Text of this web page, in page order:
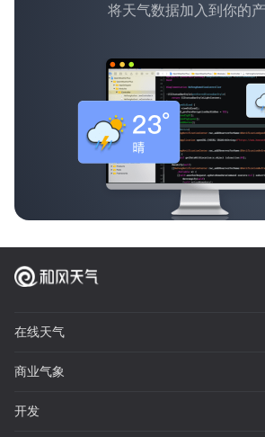
将天气数据加入到你的
在线天气
商业气象
开发